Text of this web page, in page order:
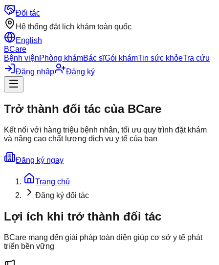
Đối tác
Hệ thống đặt lịch khám toàn quốc
English
BCare
Bệnh việnPhòng khámBác sĩGói khámTin sức khỏeTra cứu
Đăng nhập
Đăng ký
Trở thành đối tác của BCare
Kết nối với hàng triệu bệnh nhân, tối ưu quy trình đặt khám
và nâng cao chất lượng dịch vụ y tế của bạn
Đăng ký ngay
Trang chủ
Đăng ký đối tác
Lợi ích khi trở thành đối tác
BCare mang đến giải pháp toàn diện giúp cơ sở y tế phát
triển bền vững